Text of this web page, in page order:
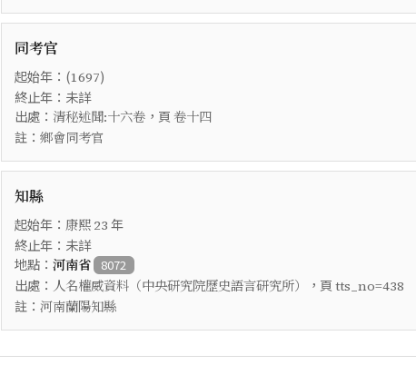
同考官
起始年：(1697)
終止年：未詳
出處： 清秘述聞:十六卷 ，頁 卷十四
註： 鄉會同考官
知縣
起始年： 康熙 23 年
終止年：未詳
地點： 河南省 8072
出處： 人名權威資料（中央研究院歷史語言研究所） ，頁 tts_no=438
註： 河南蘭陽知縣